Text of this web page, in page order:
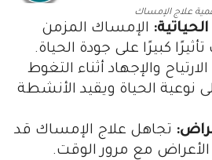
علاج الإمساك
الإمساك المزمن
كبيرًا على جودة الحياة.
والإجهاد أثناء التغوط
نوعية الحياة ويقيد الأنشطة
تجاهل علاج الإمساك قد
الأعراض مع مرور الوقت.